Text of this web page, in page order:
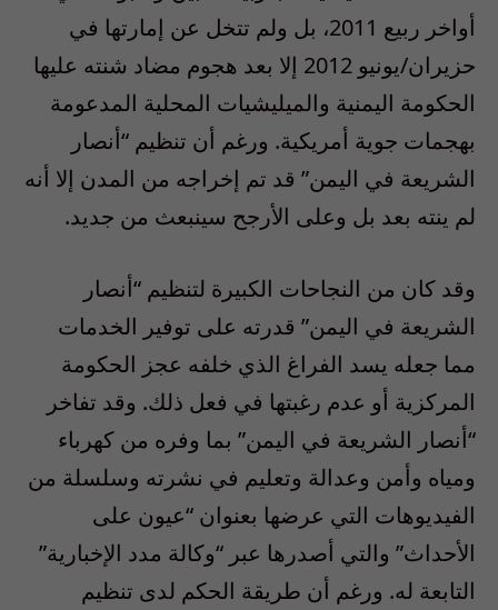
أواخر ربيع 2011، بل ولم تتخل عن إمارتها في
حزيران/يونيو 2012 إلا بعد هجوم مضاد شنته عليها
الحكومة اليمنية والميليشيات المحلية المدعومة
بهجمات جوية أمريكية. ورغم أن تنظيم “أنصار
الشريعة في اليمن” قد تم إخراجه من المدن إلا أنه
لم ينته بعد بل وعلى الأرجح سينبعث من جديد.
وقد كان من النجاحات الكبيرة لتنظيم “أنصار
الشريعة في اليمن” قدرته على توفير الخدمات
مما جعله يسد الفراغ الذي خلفه عجز الحكومة
المركزية أو عدم رغبتها في فعل ذلك. وقد تفاخر
“أنصار الشريعة في اليمن” بما وفره من كهرباء
ومياه وأمن وعدالة وتعليم في نشرته وسلسلة من
الفيديوهات التي عرضها بعنوان “عيون على
الأحداث” والتي أصدرها عبر “وكالة مدد الإخبارية”
التابعة له. ورغم أن طريقة الحكم لدى تنظيم